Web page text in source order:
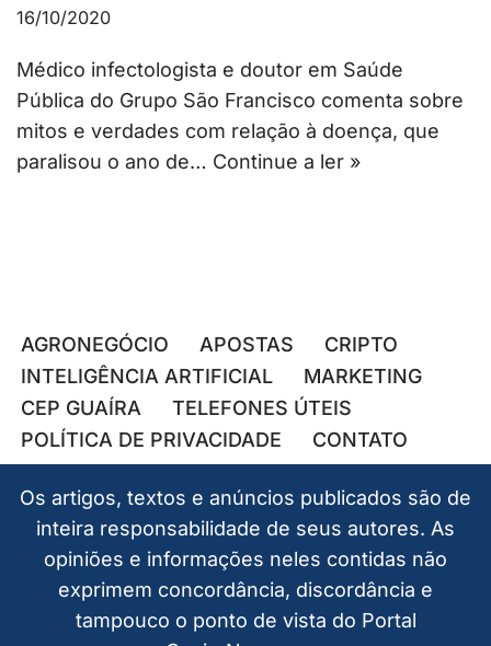
16/10/2020
Médico infectologista e doutor em Saúde
Pública do Grupo São Francisco comenta sobre
mitos e verdades com relação à doença, que
paralisou o ano de… Continue a ler »
AGRONEGÓCIO APOSTAS
CRIPTO
INTELIGÊNCIA ARTIFICIAL
MARKETING
CEP GUAÍRA
TELEFONES ÚTEIS
POLÍTICA DE PRIVACIDADE
CONTATO
Os artigos, textos e anúncios publicados são de
inteira responsabilidade de seus autores. As
opiniões e informações neles contidas não
exprimem concordância, discordância e
tampouco o ponto de vista do Portal